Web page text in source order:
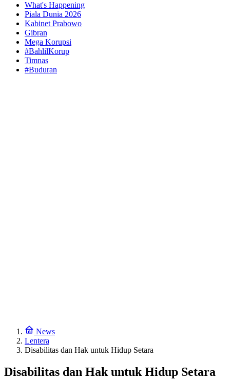
What's Happening
Piala Dunia 2026
Kabinet Prabowo
Gibran
Mega Korupsi
#BahlilKorup
Timnas
#Buduran
News
Lentera
Disabilitas dan Hak untuk Hidup Setara
Disabilitas dan Hak untuk Hidup Setara